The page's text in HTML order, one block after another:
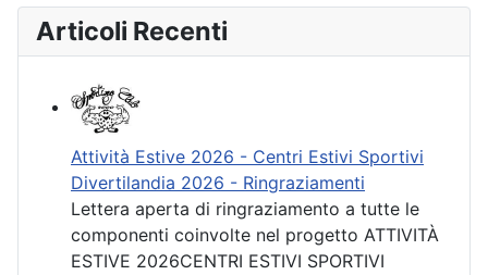
Articoli Recenti
Attività Estive 2026 - Centri Estivi Sportivi
Divertilandia 2026 - Ringraziamenti
Lettera aperta di ringraziamento a tutte le
componenti coinvolte nel progetto ATTIVITÀ
ESTIVE 2026CENTRI ESTIVI SPORTIVI